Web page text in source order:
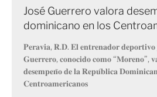
José Guerrero valora
dominicano en los
𝐏𝐞𝐫𝐚𝐯𝐢𝐚, 𝐑.𝐃. 𝐄𝐥 𝐞𝐧𝐭𝐫𝐞𝐧𝐚𝐝𝐨𝐫 𝐝𝐞𝐩𝐨𝐫𝐭𝐢𝐯𝐨
𝐆𝐮𝐞𝐫𝐫𝐞𝐫𝐨, 𝐜𝐨𝐧𝐨𝐜𝐢𝐝𝐨 𝐜𝐨𝐦𝐨 “𝐌𝐨𝐫𝐞𝐧𝐨”,
𝐝𝐞𝐬𝐞𝐦𝐩𝐞𝐧̃𝐨 𝐝𝐞 𝐥𝐚 𝐑𝐞𝐩𝐮́𝐛𝐥𝐢𝐜𝐚
𝐂𝐞𝐧𝐭𝐫𝐨𝐚𝐦𝐞𝐫𝐢𝐜𝐚𝐧𝐨𝐬